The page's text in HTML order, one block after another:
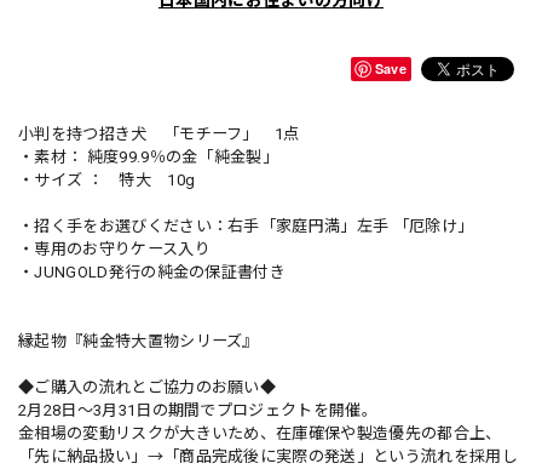
Save
小判を持つ招き犬 「モチーフ」 1点
・素材： 純度99.9％の金「純金製」
・サイズ ： 特大 10g
・招く手をお選びください：右手「家庭円満」左手 「厄除け」
・専用のお守りケース入り
・JUNGOLD発行の純金の保証書付き
縁起物『純金特大置物シリーズ』
◆ご購入の流れとご協力のお願い◆
2月28日〜3月31日の期間でプロジェクトを開催。
金相場の変動リスクが大きいため、在庫確保や製造優先の都合上、
「先に納品扱い」→「商品完成後に実際の発送」という流れを採用し